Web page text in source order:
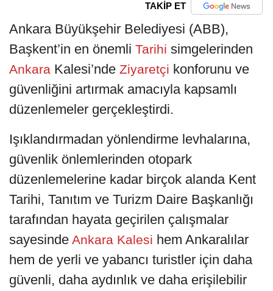
TAKİP ET
Ankara Büyükşehir Belediyesi (ABB),
Başkent’in en önemli Tarihi simgelerinden
Ankara Kalesi’nde Ziyaretçi konforunu ve
güvenliğini artırmak amacıyla kapsamlı
düzenlemeler gerçekleştirdi.
Işıklandırmadan yönlendirme levhalarına,
güvenlik önlemlerinden otopark
düzenlemelerine kadar birçok alanda Kent
Tarihi, Tanıtım ve Turizm Daire Başkanlığı
tarafından hayata geçirilen çalışmalar
sayesinde Ankara Kalesi hem Ankaralılar
hem de yerli ve yabancı turistler için daha
güvenli, daha aydınlık ve daha erişilebilir